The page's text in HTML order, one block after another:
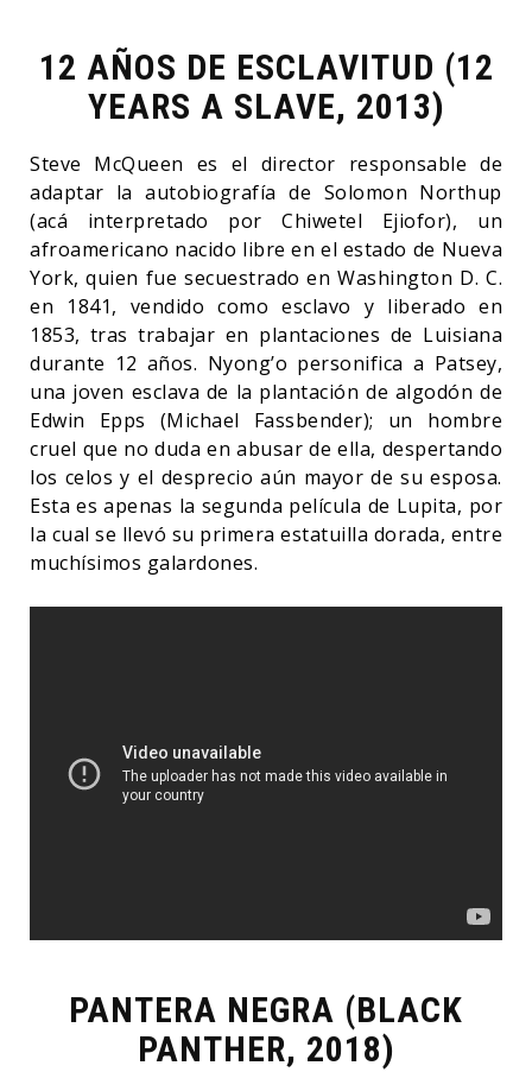
12 AÑOS DE ESCLAVITUD (12
YEARS A SLAVE, 2013)
Steve McQueen es el director responsable de
adaptar la autobiografía de Solomon Northup
(acá interpretado por Chiwetel Ejiofor), un
afroamericano nacido libre en el estado de Nueva
York, quien fue secuestrado en Washington D. C.
en 1841, vendido como esclavo y liberado en
1853, tras trabajar en plantaciones de Luisiana
durante 12 años. Nyong’o personifica a Patsey,
una joven esclava de la plantación de algodón de
Edwin Epps (Michael Fassbender); un hombre
cruel que no duda en abusar de ella, despertando
los celos y el desprecio aún mayor de su esposa.
Esta es apenas la segunda película de Lupita, por
la cual se llevó su primera estatuilla dorada, entre
muchísimos galardones.
PANTERA NEGRA (BLACK
PANTHER, 2018)